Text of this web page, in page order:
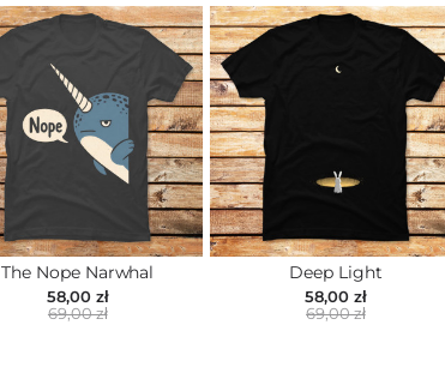
The Nope Narwhal
58,00 zł
69,00 zł
Deep Light
58,00 zł
69,00 zł